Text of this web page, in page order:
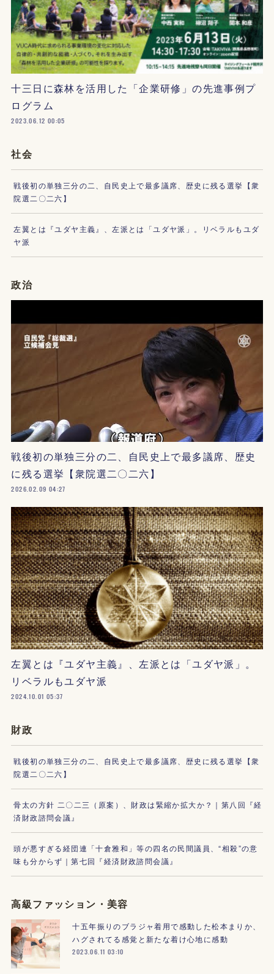
十三日に森林を活用した「企業研修」の先進事例プ
ログラム
2023.06.12 00:05
社会
戦後初の単独三分の二、自民史上で最多議席、歴史に残る選挙【衆
院選二〇二六】
左翼とは『ユダヤ主義』、左派とは「ユダヤ派」。リベラルもユダ
ヤ派
政治
戦後初の単独三分の二、自民史上で最多議席、歴史
に残る選挙【衆院選二〇二六】
2026.02.09 04:27
左翼とは『ユダヤ主義』、左派とは「ユダヤ派」。
リベラルもユダヤ派
2024.10.01 05:37
財政
戦後初の単独三分の二、自民史上で最多議席、歴史に残る選挙【衆
院選二〇二六】
骨太の方針 二〇二三（原案）、財政は緊縮か拡大か？｜第八回『経
済財政諮問会議』
頭が悪すぎる経団連「十倉雅和」等の四名の民間議員、“相殺”の意
味も分からず｜第七回『経済財政諮問会議』
高級ファッション・美容
十五年振りのブラジャ着用で感動した松本まりか、
ハグされてる感覚と新たな着け心地に感動
2023.06.11 03:10